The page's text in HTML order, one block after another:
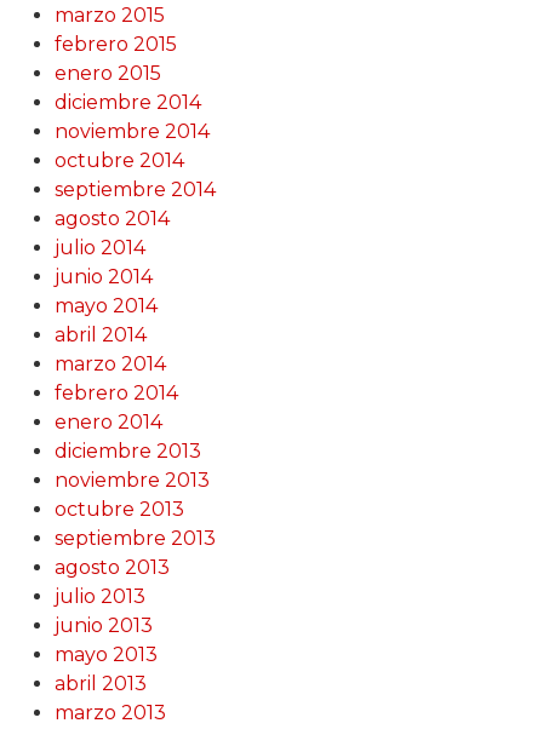
marzo 2015
febrero 2015
enero 2015
diciembre 2014
noviembre 2014
octubre 2014
septiembre 2014
agosto 2014
julio 2014
junio 2014
mayo 2014
abril 2014
marzo 2014
febrero 2014
enero 2014
diciembre 2013
noviembre 2013
octubre 2013
septiembre 2013
agosto 2013
julio 2013
junio 2013
mayo 2013
abril 2013
marzo 2013